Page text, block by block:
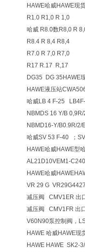
HAWE哈威HAWE现
R1.0 R1,0 R 1,0
哈威 R8.0数R8,0 R
R8.4 R 8,4 R8,4
R7.0 R 7,0 R7,0
R17 R.17 R,17
DG35 DG 35HAWE
HAWE液压站
哈威LB 4 F-25
NBMDS 16 Y/B
NBMD16-Y/B0.9R/2/
哈威SV 53 F-40 ；
HAWE哈威HAWE型
AL21D10VEM1-
HAWE哈威
VR 29 G
减压阀 CMV1ER 出
减压阀 CMV1FR 出
V60N90泵控制阀，
HAWE 哈威HAWE现
HAWE HAWE SK2-